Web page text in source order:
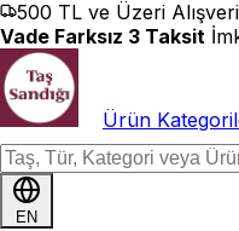
İçeriğe geç
500 TL ve Üzeri
Vade Farksız 3 Taksit
Ürün
EN